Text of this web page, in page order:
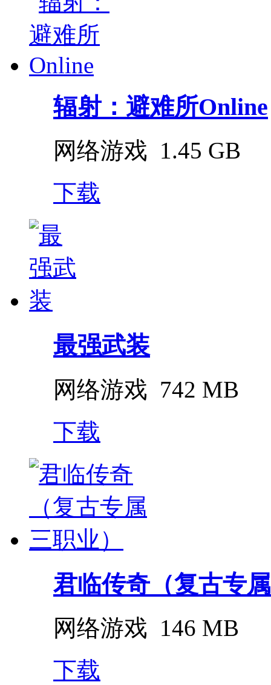
辐射：避难所Online
网络游戏 1.45 GB
下载
最强武装
网络游戏 742 MB
下载
君临传奇（复古专
网络游戏 146 MB
下载